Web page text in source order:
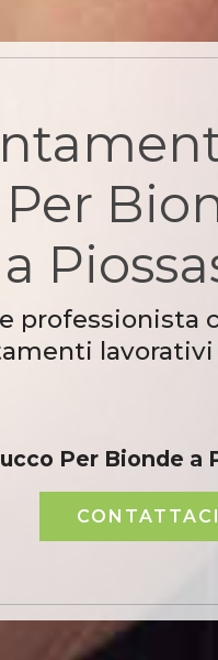
Per
a
professionista
lavorativi
Per Bionde a
CONTATTACI